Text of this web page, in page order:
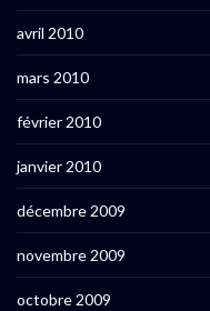
avril 2010
mars 2010
février 2010
janvier 2010
décembre 2009
novembre 2009
octobre 2009